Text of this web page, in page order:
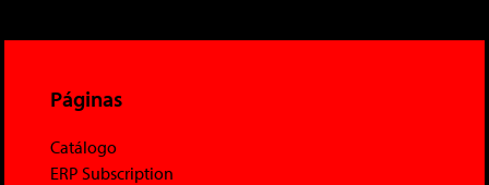
Páginas
Catálogo
ERP Subscription